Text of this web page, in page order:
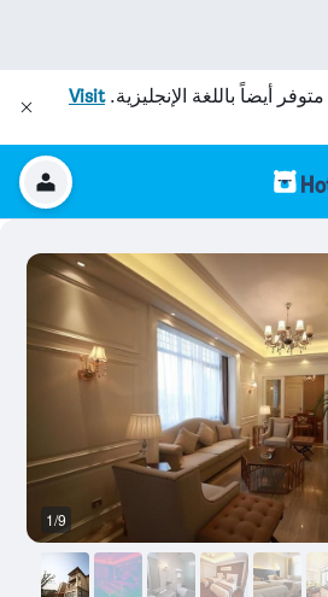
متوفر أيضاً باللغة الإنجليزية.Visit
1/9